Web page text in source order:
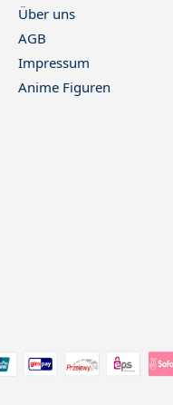
Über uns
AGB
Impressum
Anime Figuren